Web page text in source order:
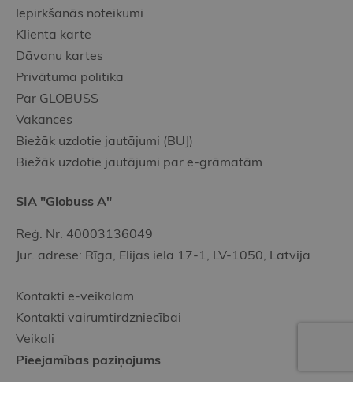
Iepirkšanās noteikumi
Klienta karte
Dāvanu kartes
Privātuma politika
Par GLOBUSS
Vakances
Biežāk uzdotie jautājumi (BUJ)
Biežāk uzdotie jautājumi par e-grāmatām
SIA "Globuss A"
Reģ. Nr. 40003136049
Jur. adrese: Rīga, Elijas iela 17-1, LV-1050, Latvija
Kontakti e-veikalam
Kontakti vairumtirdzniecībai
Veikali
Pieejamības paziņojums